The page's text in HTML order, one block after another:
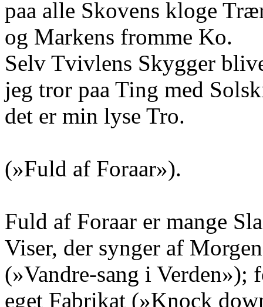
paa alle Skovens kloge
og Markens fromme Ko.
Selv Tvivlens Skygger
jeg tror paa Ting med
det er min lyse Tro.
(»Fuld af Foraar»).
Fuld af Foraar er mange
Viser, der synger af
(»Vandre-sang i Verden»);
eget Fabrikat (»Knock